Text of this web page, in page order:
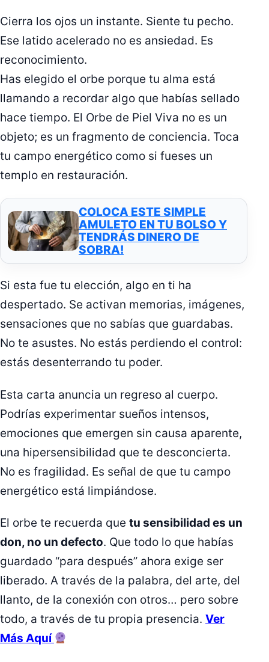
Cierra los ojos un instante. Siente tu pecho.
Ese latido acelerado no es ansiedad. Es
reconocimiento.
Has elegido el orbe porque tu alma está
llamando a recordar algo que habías sellado
hace tiempo. El Orbe de Piel Viva no es un
objeto; es un fragmento de conciencia. Toca
tu campo energético como si fueses un
templo en restauración.
COLOCA ESTE SIMPLE
AMULETO EN TU BOLSO Y
TENDRÁS DINERO DE
SOBRA!
Si esta fue tu elección, algo en ti ha
despertado. Se activan memorias, imágenes,
sensaciones que no sabías que guardabas.
No te asustes. No estás perdiendo el control:
estás desenterrando tu poder.
Esta carta anuncia un regreso al cuerpo.
Podrías experimentar sueños intensos,
emociones que emergen sin causa aparente,
una hipersensibilidad que te desconcierta.
No es fragilidad. Es señal de que tu campo
energético está limpiándose.
El orbe te recuerda que tu sensibilidad es un
don, no un defecto. Que todo lo que habías
guardado “para después” ahora exige ser
liberado. A través de la palabra, del arte, del
llanto, de la conexión con otros… pero sobre
todo, a través de tu propia presencia. Ver
Más Aquí